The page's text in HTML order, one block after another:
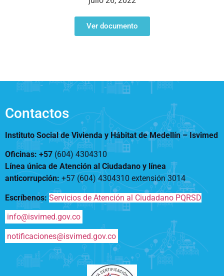
Vivienda Nueva
Vivienda un proyecto
Reconocimiento de
Edificaciones – C0
Acompañamiento Social
OPV-JVC
Rendición de cuentas
Encuesta de Percepción
Tamaño de la
fuente
Contraste
Centro de relevo
Más Información sobre Accesibilidad
Ver documento
Contactos
Instituto Social de Vivienda y Hábitat de Medellín –Isvimed
Oficinas: +57 (604) 4304310
Línea única de Atención al Ciudadano y línea
anticorrupción: +57 (604) 4304310 extensión3014
Escríbenos: Servicios de Atención al Ciudadano PQRSD
info@isvimed.gov.co
notificaciones@isvimed.gov.co